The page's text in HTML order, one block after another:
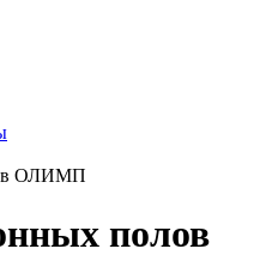
ОЛИМП
полов